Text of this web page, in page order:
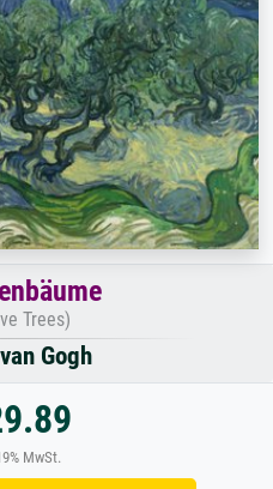
Trees)
Gogh
MwSt.